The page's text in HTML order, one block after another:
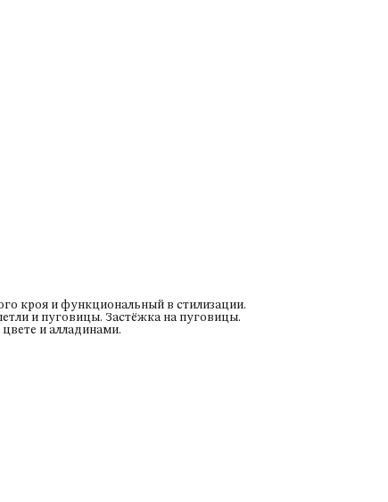
кроя и функциональный в стилизации.
и пуговицы. Застёжка на пуговицы.
и алладинами.